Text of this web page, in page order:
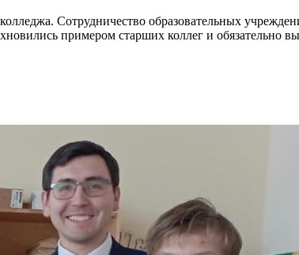
Сотрудничество образовательных
примером старших коллег и обязательно